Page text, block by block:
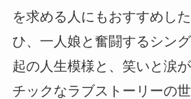
を求める人にもおすすめし
ひ、一人娘と奮闘するシン
起の人生模様と、笑いと涙
チックなラブストーリーの